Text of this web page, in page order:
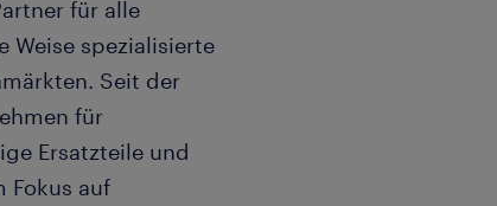
für alle
Weise spezialisierte
Seit der
für
Ersatzteile und
Fokus auf